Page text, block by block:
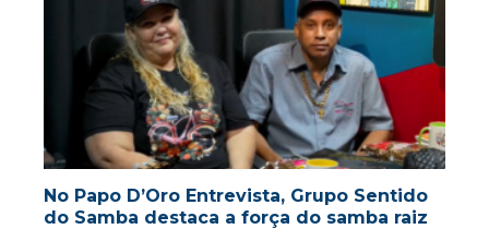
No Papo D’Oro Entrevista, Grupo Sentido
do Samba destaca a força do samba raiz